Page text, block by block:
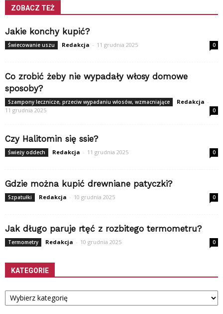
ZOBACZ TEŻ
Jakie konchy kupić?
Świecowanie uszu Redakcja - 11 grudnia 2025 0
Co zrobić żeby nie wypadały włosy domowe
sposoby?
Szampony lecznicze, przeciw wypadaniu włosów, wzmacniające Redakcja -
11 grudnia 2025
0
Czy Halitomin się ssie?
Świeży oddech Redakcja - 11 grudnia 2025 0
Gdzie można kupić drewniane patyczki?
Szpatułki Redakcja - 10 grudnia 2025 0
Jak długo paruje rtęć z rozbitego termometru?
Termometry Redakcja - 10 grudnia 2025 0
KATEGORIE
Kategorie